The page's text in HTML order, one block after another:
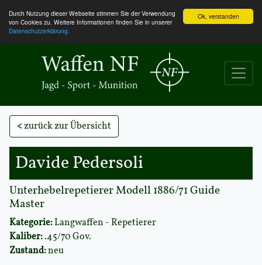
Ok, verstanden
Durch Nutzung dieser Webseite stimmen Sie der Verwendung
von Cookies zu. Weitere Informationen finden Sie in unserer
Datenschutzerklärung.
<zurück zur Übersicht
Davide Pedersoli
Unterhebelrepetierer Modell 1886/71 Guide
Master
Kategorie:Langwaffen - Repetierer
Kaliber:.45/70 Gov.
Zustand:neu